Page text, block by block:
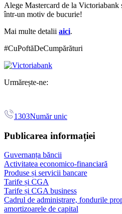
Alege Mastercard de la Victoriabank
într-un motiv de bucurie!
Mai multe detalii aici.
#CuPoftăDeCumpărături
Urmărește-ne:
1303Număr unic
Publicarea informației
Guvernanța băncii
Activitatea economico-financiară
Produse și servicii bancare
Tarife și CGA
Tarife și CGA business
Cadrul de administrare, fondurile
amortizoarele de capital